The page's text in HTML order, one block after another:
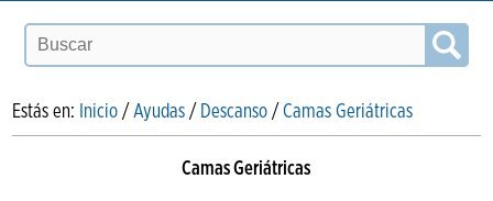
Estás en: Inicio /Ayudas / Descanso /Camas Geriátricas
Camas Geriátricas